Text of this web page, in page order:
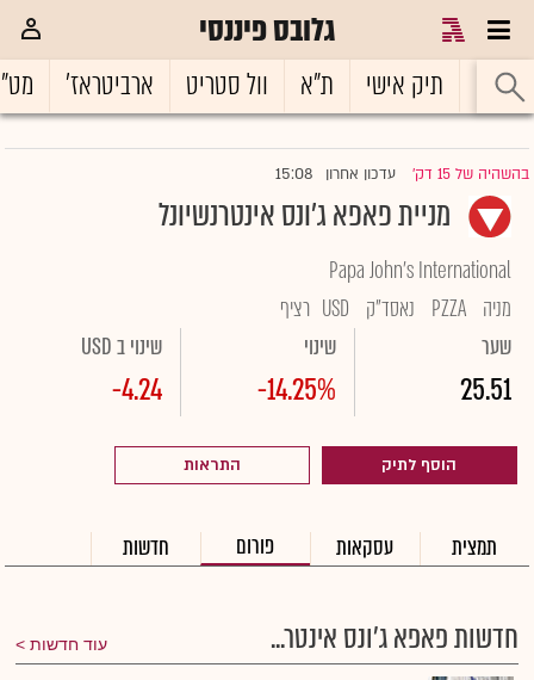
גלובס פיננסי
ראשי תיק אישי ת"א וול סטריט ארביטראז'
בהשהיה של 15 דק' |עדכון אחרון 15:08
מניית פאפא ג'ונס אינטרנשיונל
Papa John's International
מניה PZZA נאסד"ק USD רציף
שער
25.51
שינוי
-14.25%
שינוי ב USD
-4.24
הוסף לתיק התראות
תמצית עסקאות פורום חדשות
חדשות פאפא ג'ונס אינטר... עוד חדשות